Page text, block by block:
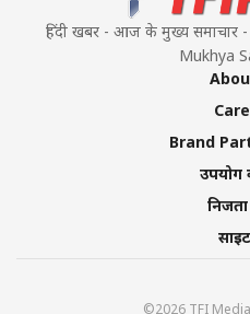
हिंदी खबर - आज के मुख्य समाचार
Mukhya
Brand
उपयोग
©2026 TFI